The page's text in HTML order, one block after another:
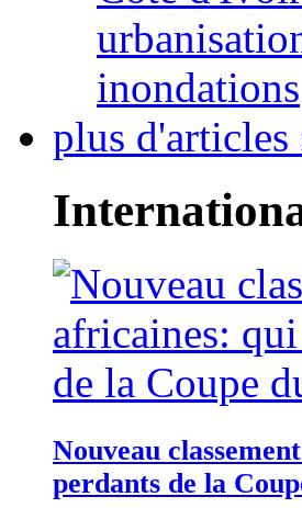
inondations
plus d'articles
Nouveau
perdants de la